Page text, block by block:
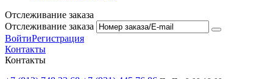
Отслеживание заказа
Отслеживание заказа
ВойтиРегистрация
Контакты
Контакты